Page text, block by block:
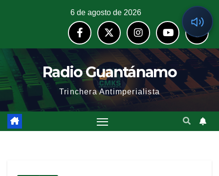
6 de agosto de 2026
Radio Guantánamo
Trinchera Antimperialista